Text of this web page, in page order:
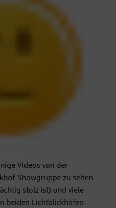
Videos von der
Showgruppe zu sehen
stolz ist) und viele
beiden Lichtblickhöfen.